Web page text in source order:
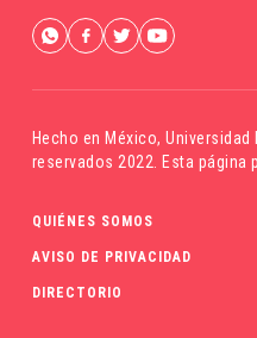
Hecho en México,Universidad
reservados 2022. Esta página
QUIÉNES SOMOS
AVISO DE PRIVACIDAD
DIRECTORIO